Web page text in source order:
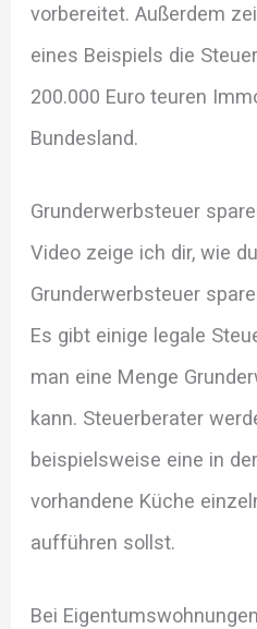
vorbereitet. Außerdem
eines Beispiels die
200.000 Euro teuren
Bundesland.
Grunderwerbsteuer
Video zeige ich dir, wie
Grunderwerbsteuer
Es gibt einige legale
man eine Menge
kann. Steuerberater
beispielsweise eine in
vorhandene Küche
aufführen sollst.
Bei